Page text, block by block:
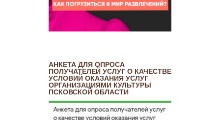
АНКЕТА ДЛЯ ОПРОСА
ПОЛУЧАТЕЛЕЙ УСЛУГ О КАЧЕСТВЕ
УСЛОВИЙ ОКАЗАНИЯ УСЛУГ
ОРГАНИЗАЦИЯМИ КУЛЬТУРЫ
ПСКОВСКОЙ ОБЛАСТИ